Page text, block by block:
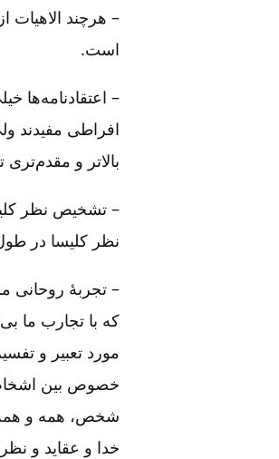
– هرچند
است.
– اعتقاد‌نامه‌ها
افراطی مفیدند
بالاتر و
– تشخیص نظر
نظر کلیسا در
– تجربۀ روحانی
که با تجارب ما
مورد تعبیر و
خصوص بین
شخص، همه و همه
خدا و عقاید و